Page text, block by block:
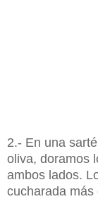
2.- En una
oliva, doramos
ambos lados.
cucharada más